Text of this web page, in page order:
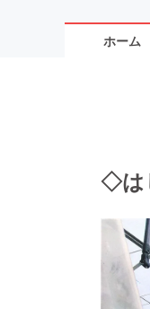
ホーム
◇は